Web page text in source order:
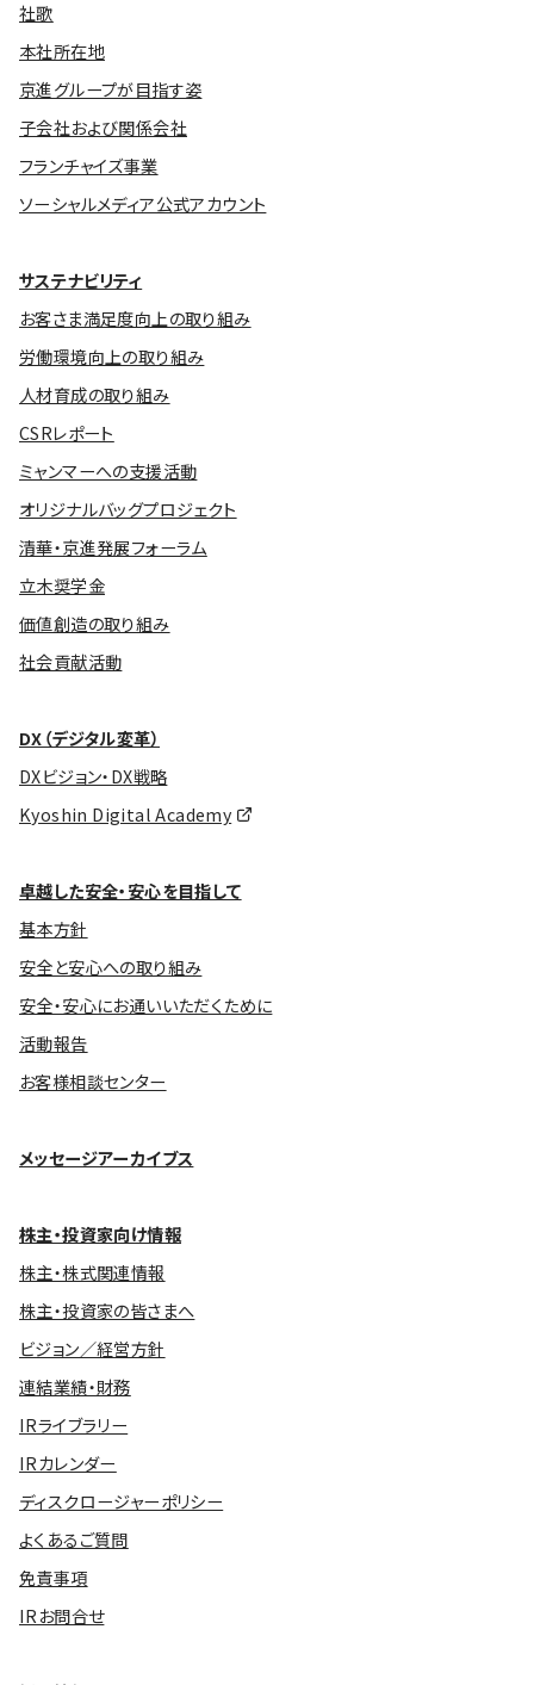
社歌
本社所在地
京進グループが目指す姿
子会社および関係会社
フランチャイズ事業
ソーシャルメディア公式アカウント
サステナビリティ
お客さま満足度向上の取り組み
労働環境向上の取り組み
人材育成の取り組み
CSRレポート
ミャンマーへの支援活動
オリジナルバッグプロジェクト
清華・京進発展フォーラム
立木奨学金
価値創造の取り組み
社会貢献活動
DX（デジタル変革）
DXビジョン・DX戦略
Kyoshin Digital Academy
卓越した安全・安心を目指して
基本方針
安全と安心への取り組み
安全・安心にお通いいただくために
活動報告
お客様相談センター
メッセージアーカイブス
株主・投資家向け情報
株主・株式関連情報
株主・投資家の皆さまへ
ビジョン／経営方針
連結業績・財務
IRライブラリー
IRカレンダー
ディスクロージャーポリシー
よくあるご質問
免責事項
IRお問合せ